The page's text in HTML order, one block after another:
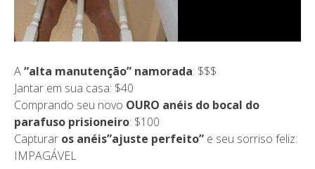
A“alta manutenção” namorada: $$$
Jantar em sua casa: $40
Comprando seu novo OURO anéis do bocal do
parafuso prisioneiro: $100
Capturar os anéis”ajuste perfeito” e seu sorriso feliz:
IMPAGÁVEL